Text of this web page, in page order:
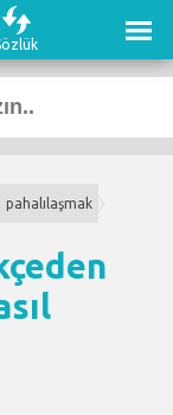
pahalılaşmak